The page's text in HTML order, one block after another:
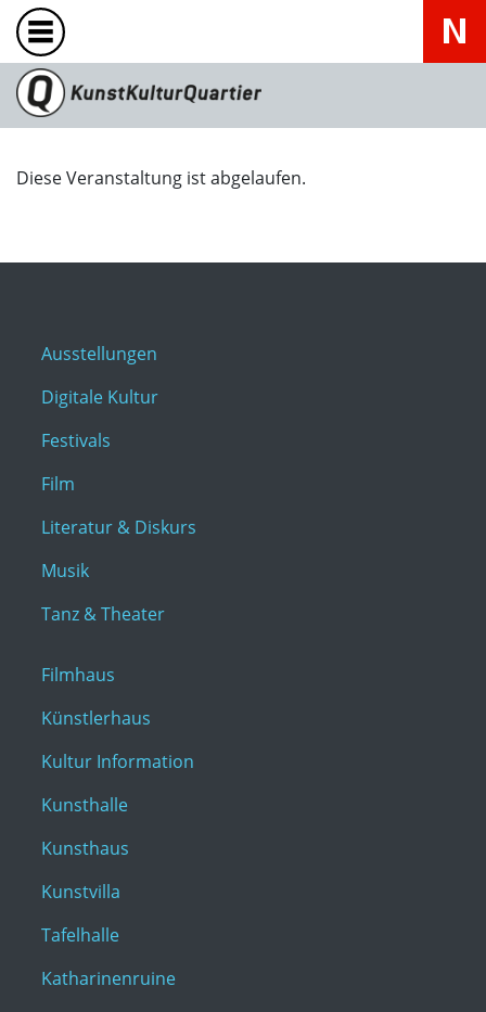
Diese Veranstaltung ist abgelaufen.
Ausstellungen
Digitale Kultur
Festivals
Film
Literatur & Diskurs
Musik
Tanz & Theater
Filmhaus
Künstlerhaus
Kultur Information
Kunsthalle
Kunsthaus
Kunstvilla
Tafelhalle
Katharinenruine